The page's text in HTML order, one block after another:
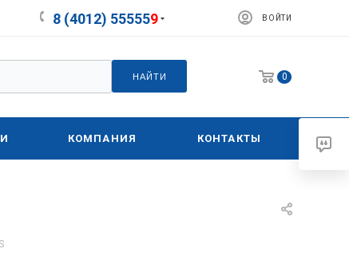
8 (4012) 555559 ВОЙТИ
НАЙТИ 0
КОМПАНИЯ КОНТАКТЫ